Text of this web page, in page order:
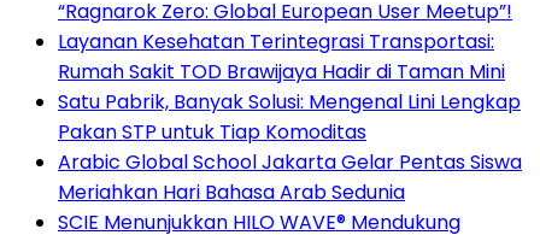
“Ragnarok Zero: Global European User Meetup”!
Layanan Kesehatan Terintegrasi Transportasi:
Rumah Sakit TOD Brawijaya Hadir di Taman Mini
Satu Pabrik, Banyak Solusi: Mengenal Lini Lengkap
Pakan STP untuk Tiap Komoditas
Arabic Global School Jakarta Gelar Pentas Siswa
Meriahkan Hari Bahasa Arab Sedunia
SCIE Menunjukkan HILO WAVE® Mendukung